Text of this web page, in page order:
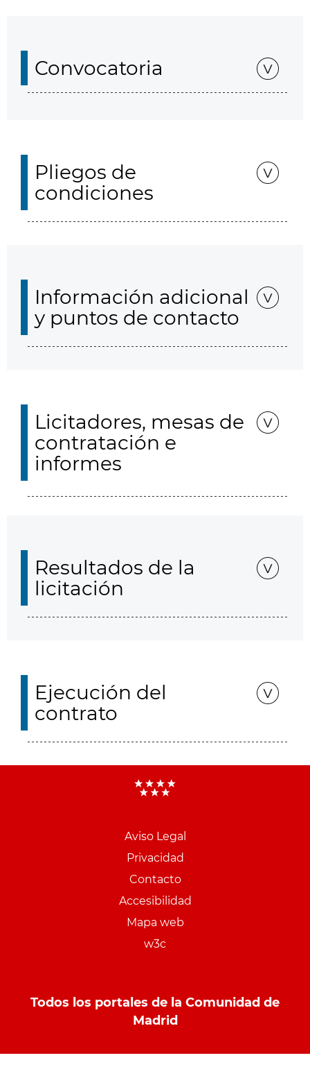
Convocatoria
Pliegos de
condiciones
Información adicional
y puntos de contacto
Licitadores, mesas de
contratación e
informes
Resultados de la
licitación
Ejecución del
contrato
Aviso Legal
Privacidad
Contacto
Accesibilidad
Mapa web
w3c
Todos los portales de la Comunidad de
Madrid